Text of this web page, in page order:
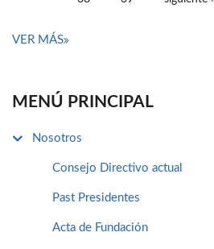
VER MÁS
MENÚ PRINCIPAL
Nosotros
Consejo Directivo actual
Past Presidentes
Acta de Fundación